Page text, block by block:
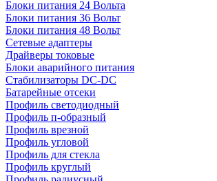
Блоки питания 24 Вольта
Блоки питания 36 Вольт
Блоки питания 48 Вольт
Сетевые адаптеры
Драйверы токовые
Блоки аварийного питания
Стабилизаторы DC-DC
Батарейные отсеки
Профиль светодиодный
Профиль п-образный
Профиль врезной
Профиль угловой
Профиль для стекла
Профиль круглый